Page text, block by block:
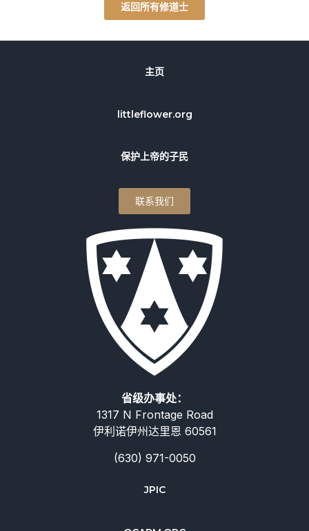
返回所有修道士
主页
littleflower.org
保护上帝的子民
联系我们
省级办事处：
1317 N Frontage Road
伊利诺伊州达里恩 60561
(630) 971-0050
JPIC